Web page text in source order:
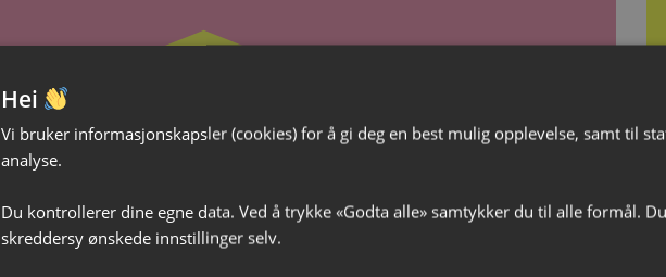
Gavekort
Gi gode minner i gave!
Hei
Vi bruker informasjonskapsler (cookies) for å gi deg en best mulig opplevelse, samt til
analyse.
Du kontrollerer dine egne data. Ved å trykke «Godta alle» samtykker du til alle formål.
skreddersy ønskede innstillinger selv.